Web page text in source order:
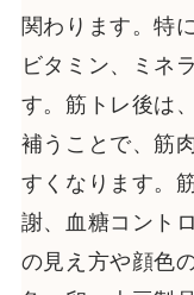
関わります。特
ビタミン、ミネ
す。筋トレ後は
補うことで、筋
すくなります。
謝、血糖コント
の見え方や顔色